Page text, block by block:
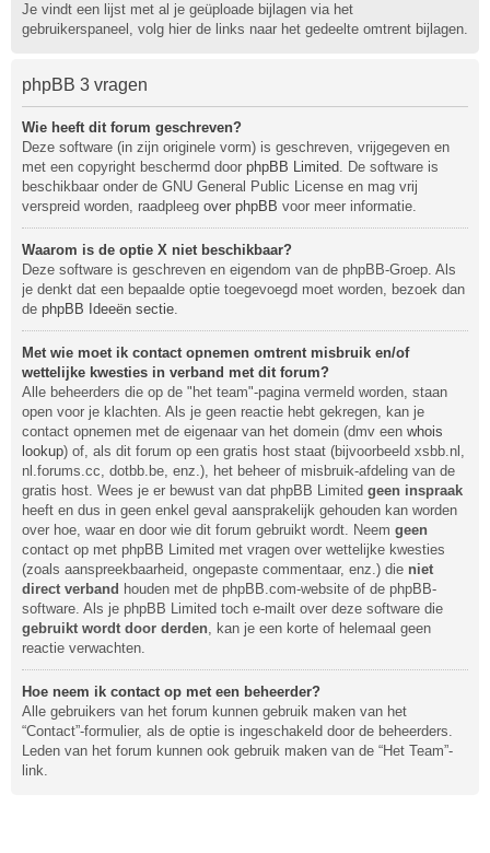
Je vindt een lijst met al je geüploade bijlagen via het
gebruikerspaneel, volg hier de links naar het gedeelte omtrent bijlagen.
phpBB 3 vragen
Wie heeft dit forum geschreven?
Deze software (in zijn originele vorm) is geschreven, vrijgegeven en
met een copyright beschermd door phpBB Limited. De software is
beschikbaar onder de GNU General Public License en mag vrij
verspreid worden, raadpleeg over phpBB voor meer informatie.
Waarom is de optie X niet beschikbaar?
Deze software is geschreven en eigendom van de phpBB-Groep. Als
je denkt dat een bepaalde optie toegevoegd moet worden, bezoek dan
de phpBB Ideeën sectie.
Met wie moet ik contact opnemen omtrent misbruik en/of
wettelijke kwesties in verband met dit forum?
Alle beheerders die op de "het team"-pagina vermeld worden, staan
open voor je klachten. Als je geen reactie hebt gekregen, kan je
contact opnemen met de eigenaar van het domein (dmv een whois
lookup) of, als dit forum op een gratis host staat (bijvoorbeeld xsbb.nl,
nl.forums.cc, dotbb.be, enz.), het beheer of misbruik-afdeling van de
gratis host. Wees je er bewust van dat phpBB Limited geen inspraak
heeft en dus in geen enkel geval aansprakelijk gehouden kan worden
over hoe, waar en door wie dit forum gebruikt wordt. Neem geen
contact op met phpBB Limited met vragen over wettelijke kwesties
(zoals aanspreekbaarheid, ongepaste commentaar, enz.) die niet
direct verband houden met de phpBB.com-website of de phpBB-
software. Als je phpBB Limited toch e-mailt over deze software die
gebruikt wordt door derden, kan je een korte of helemaal geen
reactie verwachten.
Hoe neem ik contact op met een beheerder?
Alle gebruikers van het forum kunnen gebruik maken van het
“Contact”-formulier, als de optie is ingeschakeld door de beheerders.
Leden van het forum kunnen ook gebruik maken van de “Het Team”-
link.